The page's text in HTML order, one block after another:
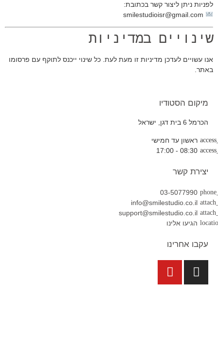
לפניות ניתן ליצור קשר בכתובת:
@gmail.com
שינויים במדיניות
אנו עשויים לעדכן מדיניות זו מעת לעת. כל שינוי ייכנס לתוקף עם פרסומו
באתר.
מיקום הסטודיו
הכרמל 6 בית דגן, ישראל
ראשון עד חמישי
08:30 - 17:00
יצירת קשר
03-5077990
info@smilestudio.co.il
support@smilestudio.co.il
הגיעו אלינו
עקבו אחרינו